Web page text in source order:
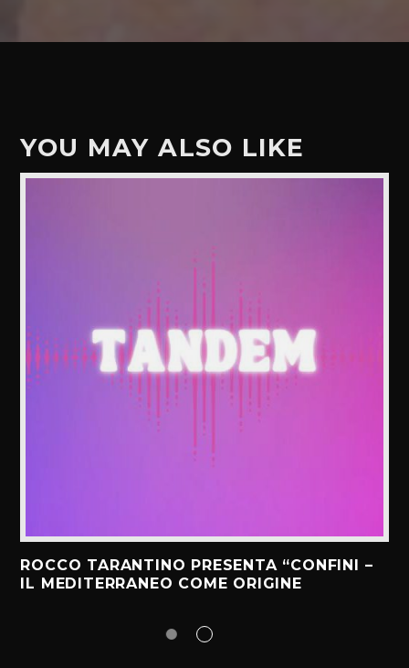
YOU MAY ALSO LIKE
ROCCO TARANTINO PRESENTA “CONFINI –
IL MEDITERRANEO COME ORIGINE